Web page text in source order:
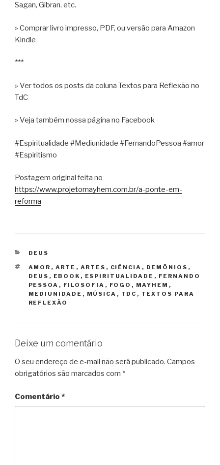
Sagan, Gibran, etc.
» Comprar livro impresso, PDF, ou versão para Amazon
Kindle
***
» Ver todos os posts da coluna Textos para Reflexão no
TdC
» Veja também nossa página no Facebook
#Espiritualidade #Mediunidade #FernandoPessoa #amor
#Espiritismo
Postagem original feita no
https://www.projetomayhem.com.br/a-ponte-em-
reforma
CATEGORIAS
DEUS
TAGS
AMOR , ARTE , ARTES , CIÊNCIA , DEMÔNIOS ,
DEUS , EBOOK , ESPIRITUALIDADE , FERNANDO
PESSOA , FILOSOFIA , FOGO , MAYHEM ,
MEDIUNIDADE , MÚSICA , TDC , TEXTOS PARA
REFLEXÃO
Deixe um comentário
O seu endereço de e-mail não será publicado. Campos
obrigatórios são marcados com *
Comentário *